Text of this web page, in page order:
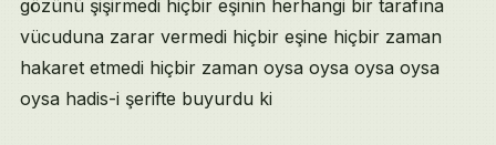
gözünü şişirmedi hiçbir eşinin herhangi bir tarafına
vücuduna zarar vermedi hiçbir eşine hiçbir zaman
hakaret etmedi hiçbir zaman oysa oysa oysa oysa
oysa hadis-i şerifte buyurdu ki